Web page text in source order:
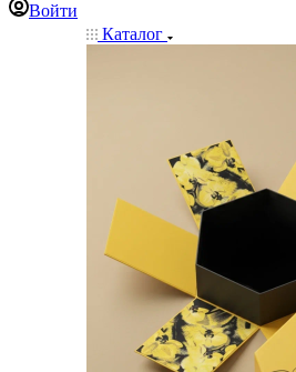
Войти
Каталог